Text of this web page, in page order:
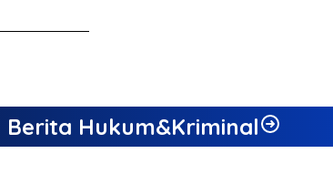
Berita Hukum&Kriminal